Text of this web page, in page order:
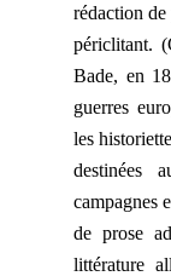
rédaction
périclitant.
Bade, en
guerres
les
destinées
campagnes
de prose
littérature